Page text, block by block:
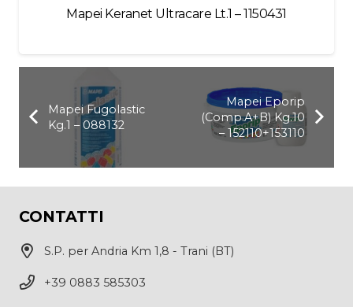
Mapei Keranet Ultracare Lt.1 – 1150431
Mapei Fugolastic
Kg.1 – 088132
Mapei Eporip
(Comp.A+B) Kg.10
– 152110+153110
CONTATTI
S.P. per Andria Km 1,8 - Trani (BT)
+39 0883 585303